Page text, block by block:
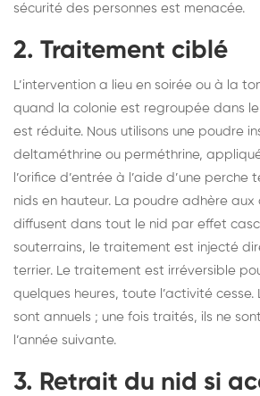
sécurité des personnes est menacée.
2. Traitement ciblé
L’intervention a lieu en soirée ou à la
quand la colonie est regroupée dans
est réduite. Nous utilisons une poudre
deltaméthrine ou perméthrine,
l’orifice d’entrée à l’aide d’une
nids en hauteur. La poudre adhère aux
diffusent dans tout le nid par effet
souterrains, le traitement est injecté
terrier. Le traitement est irréversible
quelques heures, toute l’activité cesse.
sont annuels ; une fois traités, ils ne
l’année suivante.
3. Retrait du nid si